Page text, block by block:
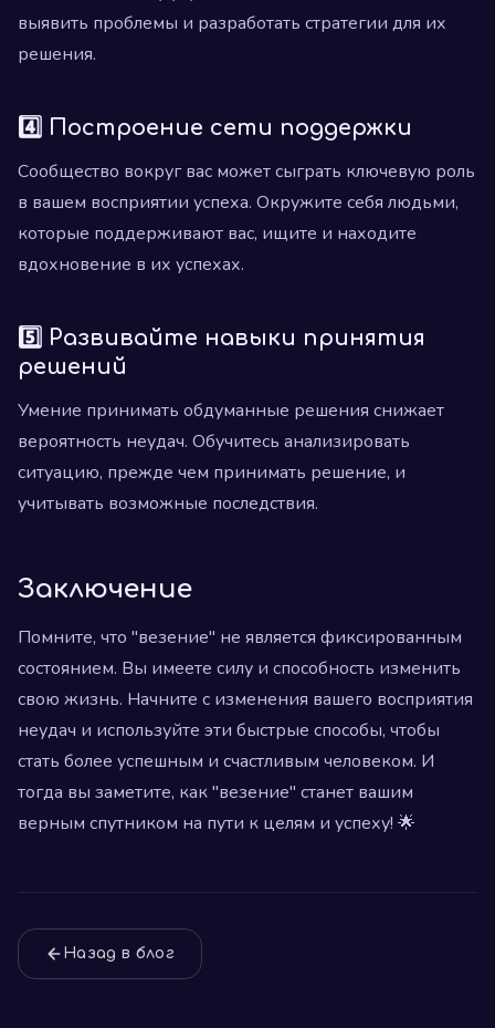
выявить проблемы и разработать стратегии для их
решения.
4️⃣ Построение сети поддержки
Сообщество вокруг вас может сыграть ключевую роль
в вашем восприятии успеха. Окружите себя людьми,
которые поддерживают вас, ищите и находите
вдохновение в их успехах.
5️⃣ Развивайте навыки принятия
решений
Умение принимать обдуманные решения снижает
вероятность неудач. Обучитесь анализировать
ситуацию, прежде чем принимать решение, и
учитывать возможные последствия.
Заключение
Помните, что "везение" не является фиксированным
состоянием. Вы имеете силу и способность изменить
свою жизнь. Начните с изменения вашего восприятия
неудач и используйте эти быстрые способы, чтобы
стать более успешным и счастливым человеком. И
тогда вы заметите, как "везение" станет вашим
верным спутником на пути к целям и успеху! 🌟
Назад в блог